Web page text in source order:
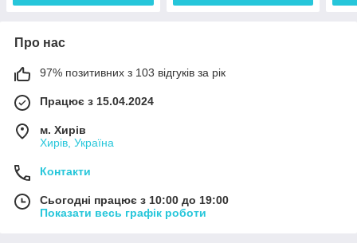
Про нас
97% позитивних з 103 відгуків за рік
Працює з 15.04.2024
м. Хирів
Хирів, Україна
Контакти
Сьогодні працює з 10:00 до 19:00
Показати весь графік роботи